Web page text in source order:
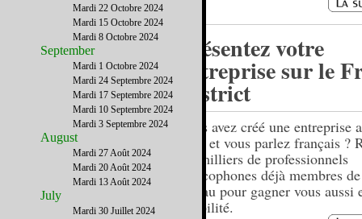
Présentez votre
entreprise sur le
District
Vous avez créé une entreprise
Unis et vous parlez français ?
les milliers de professionnels
francophones déjà membres
réseau pour gagner vous aussi
visibilité.
Mardi 22 Octobre 2024
Mardi 15 Octobre 2024
Mardi 8 Octobre 2024
September
Mardi 1 Octobre 2024
Mardi 24 Septembre 2024
Mardi 17 Septembre 2024
Mardi 10 Septembre 2024
Mardi 3 Septembre 2024
August
Mardi 27 Août 2024
Mardi 20 Août 2024
Mardi 13 Août 2024
July
Mardi 30 Juillet 2024